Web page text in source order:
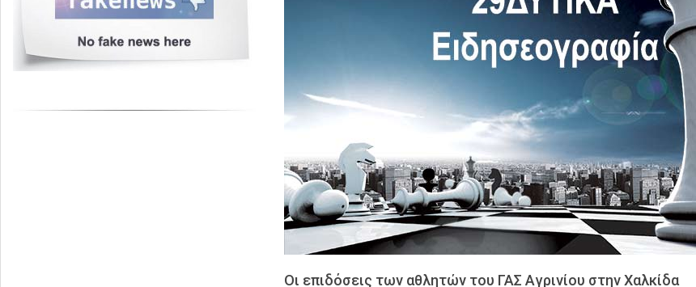
Οι επιδόσεις των αθλητών του ΓΑΣ Αγρινίου στην Χαλκίδα